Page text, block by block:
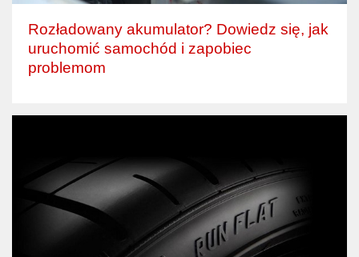
Rozładowany akumulator? Dowiedz się, jak
uruchomić samochód i zapobiec
problemom